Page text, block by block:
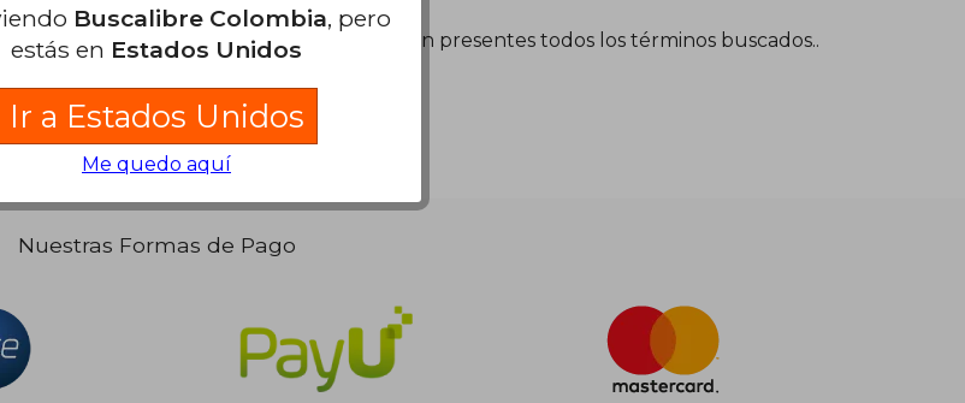
45% $ 156.399
$ 86.020
45%
dcto. $ 117.391
Repetir la Búsqueda sin exigir que estén presentes todos los términos buscados..
Nuestras Formas de Pago
Buscalibre Colombia, pero
estás en Estados Unidos
Ir a Estados Unidos
Me quedo aquí